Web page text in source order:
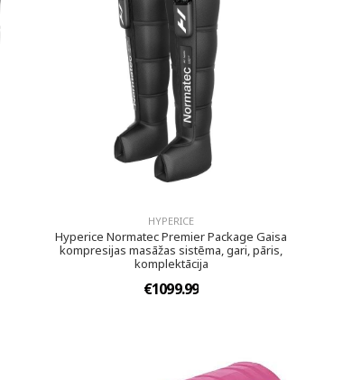
HYPERICE
Hyperice Normatec Premier Package Gaisa
kompresijas masāžas sistēma, gari, pāris,
komplektācija
€1099.99